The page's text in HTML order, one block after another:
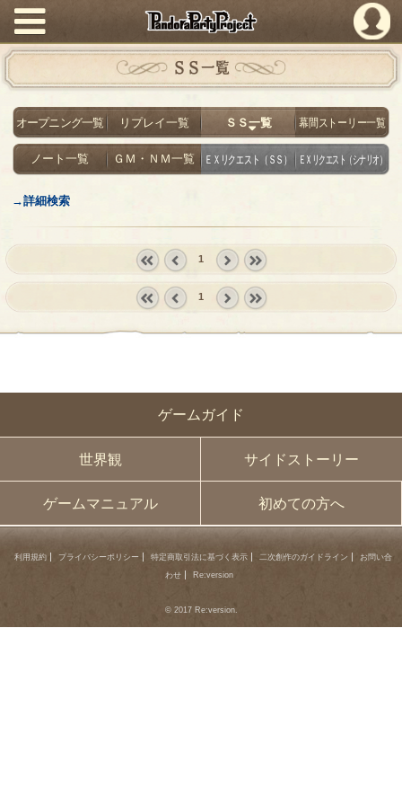
PandoraPartyProject
ゲームガイド
世界観 サイドストーリー
ゲームマニュアル 初めての方へ
ＳＳ一覧
オープニング一覧 リプレイ一覧 ＳＳ一覧 幕間ストーリー一覧
ノート一覧 ＧＭ・ＮＭ一覧 ＥＸリクエスト（ＳＳ） ＥＸリクエスト（シナリオ）
→詳細検索
prev
1
1
利用規約 プライバシーポリシー 特定商取引法に基づく表示 二次創作のガイドライン
お問い合
わせ
Re:version
© 2017 Re:version.